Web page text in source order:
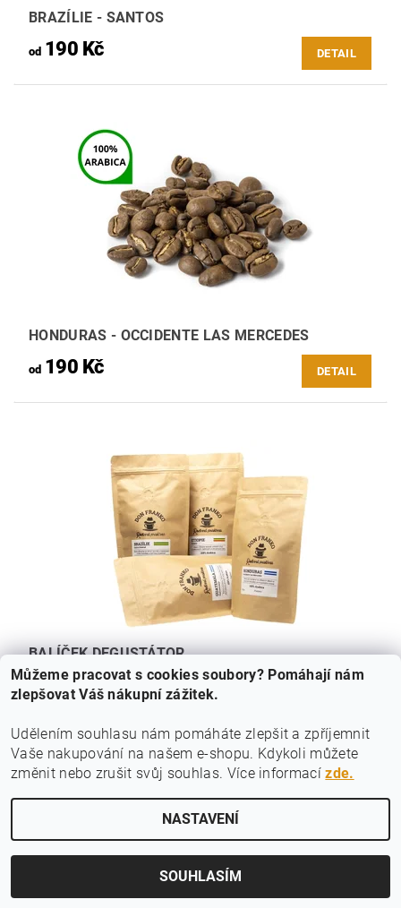
BRAZÍLIE - SANTOS
od190 Kč DETAIL
HONDURAS - OCCIDENTE LAS MERCEDES
od190 Kč DETAIL
BALÍČEK DEGUSTÁTOR
450 Kč
Výběrová arabica | Příprava kávy | Espresso směsi | Čerstvá káva
| Kontakt | Káva musí chutnat | Vše o kávě
2026 ©Rodinná pražírna, všechna práva vyhrazenaUpravit nastavení cookies
Vytvořil Shoptet
Můžeme pracovat s cookies soubory? Pomáhají nám
zlepšovat Váš nákupní zážitek.
Udělením souhlasu nám pomáháte zlepšit a zpříjemnit
Vaše nakupování na našem e-shopu. Kdykoli můžete
změnit nebo zrušit svůj souhlas. Více informacízde.
NASTAVENÍ
SOUHLASÍM